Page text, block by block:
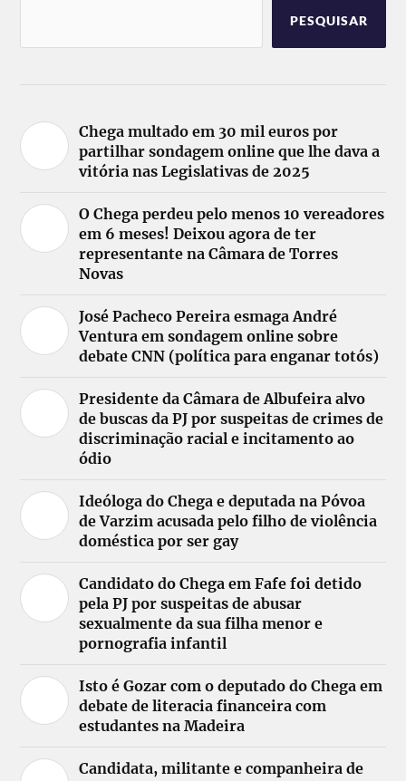
PESQUISAR
Chega multado em 30 mil euros por
partilhar sondagem online que lhe dava a
vitória nas Legislativas de 2025
O Chega perdeu pelo menos 10 vereadores
em 6 meses! Deixou agora de ter
representante na Câmara de Torres
Novas
José Pacheco Pereira esmaga André
Ventura em sondagem online sobre
debate CNN (política para enganar totós)
Presidente da Câmara de Albufeira alvo
de buscas da PJ por suspeitas de crimes de
discriminação racial e incitamento ao
ódio
Ideóloga do Chega e deputada na Póvoa
de Varzim acusada pelo filho de violência
doméstica por ser gay
Candidato do Chega em Fafe foi detido
pela PJ por suspeitas de abusar
sexualmente da sua filha menor e
pornografia infantil
Isto é Gozar com o deputado do Chega em
debate de literacia financeira com
estudantes na Madeira
Candidata, militante e companheira de